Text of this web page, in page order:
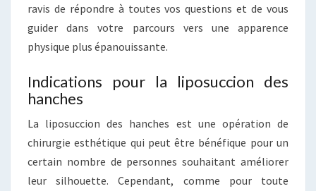
ravis de répondre à toutes vos questions et de vous
guider dans votre parcours vers une apparence
physique plus épanouissante.
Indications pour la liposuccion des
hanches
La liposuccion des hanches est une opération de
chirurgie esthétique qui peut être bénéfique pour un
certain nombre de personnes souhaitant améliorer
leur silhouette. Cependant, comme pour toute